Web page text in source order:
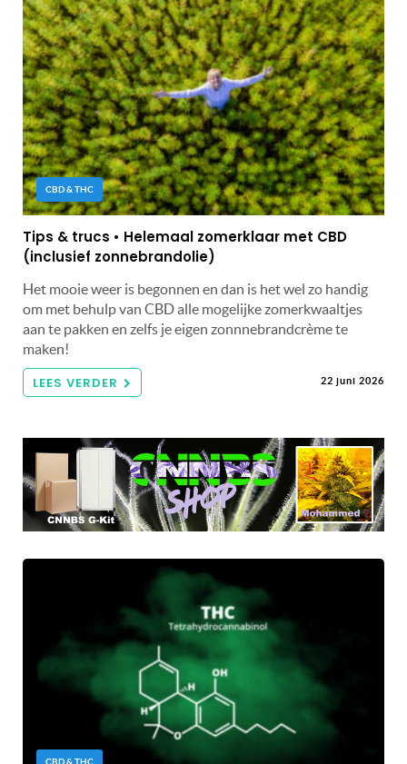
CBD & THC
Tips & trucs • Helemaal zomerklaar met CBD
(inclusief zonnebrandolie)
Het mooie weer is begonnen en dan is het wel zo handig
om met behulp van CBD alle mogelijke zomerkwaaltjes
aan te pakken en zelfs je eigen zonnnebrandcrème te
maken!
LEES VERDER 22 juni 2026
CBD & THC